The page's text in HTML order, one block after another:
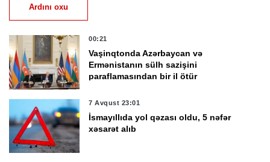
Ardını oxu
00:21
Vaşinqtonda Azərbaycan və
Ermənistanın sülh sazişini
paraflamasından bir il ötür
7 Avqust 23:01
İsmayıllıda yol qəzası oldu, 5 nəfər
xəsarət alıb